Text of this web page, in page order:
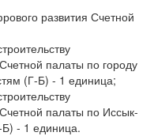
развития Счетной
палаты по городу
(Г-Б) - 1 единица;
палаты по Иссык-
- 1 единица.